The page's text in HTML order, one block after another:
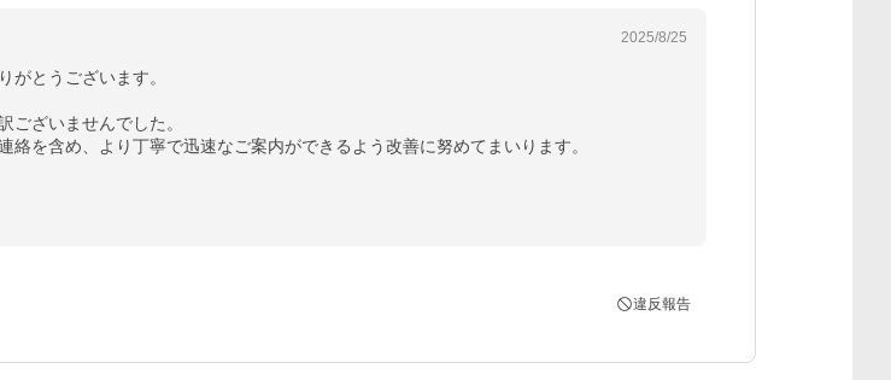
2025/8/25
がとうございます。
ございませんでした。
を含め、より丁寧で迅速なご案内ができるよう改善に努めてまいります。
違反報告